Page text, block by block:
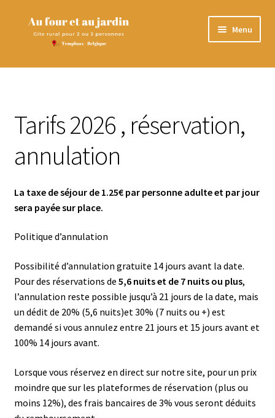
Aller
navigation
Aller
Menu
Accueil
Réserver en ligne
Conditions d’accueil
Au plaisir de lire
Ouvrir
Contact
Votre séjour
Culture, gastronomie, sport, bien-être…
Tarifs 2026 , réservation,
annulation
La taxe de séjour de 1.25€ par personne adulte et par jour
sera payée sur place.
Politique d’annulation
Possibilité d’annulation gratuite 14 jours avant la date.
Pour des réservations de 5,6 nuits et de 7 nuits ou plus,
l’annulation reste possible jusqu’à 21 jours de la date, mais
un dédit de 20% (5,6 nuits)et 30% (7 nuits ou +) est
demandé si vous annulez entre 21 jours et 15 jours avant et
100% 14 jours avant.
Lorsque vous réservez en direct sur notre site, pour un prix
moindre que sur les plateformes de réservation (plus ou
moins 12%), des frais bancaires de 3% vous seront déduits